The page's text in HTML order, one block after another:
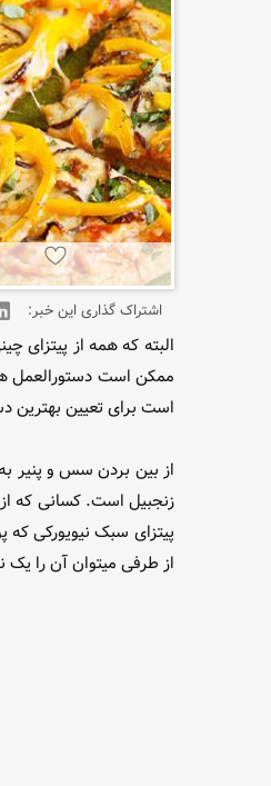
اشتراک گذاری این خبر:
البته که همه از
ممکن است دستورالعمل
است برای تعیین بهترین
از بین بردن سس و پنیر
زنجبیل است. کسانی که
پیتزای سبک نیویورکی
از طرفی میتوان آن را